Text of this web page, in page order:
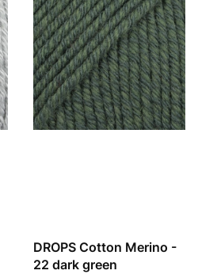
DROPS Cotton Merino -
22 dark green